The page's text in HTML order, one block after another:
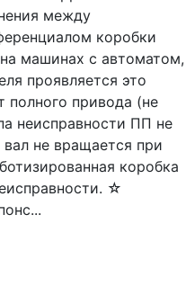
между
коробки
машинах с автоматом,
проявляется это
привода (не
неисправности ПП не
не вращается при
коробка
☆